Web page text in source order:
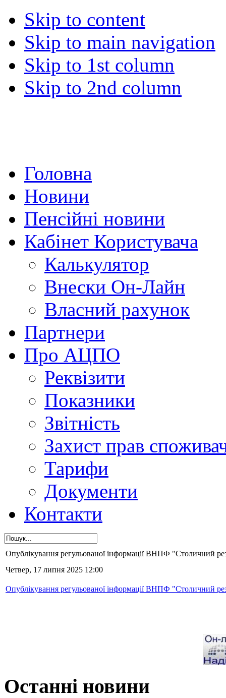
Skip to content
Skip to main navigation
Skip to 1st column
Skip to 2nd column
Головна
Новини
Пенсійні новини
Кабінет Користувача
Калькулятор
Внески Он-Лайн
Власний рахунок
Партнери
Про АЦПО
Реквізити
Показники
Звітність
Захист прав
Тарифи
Документи
Контакти
Опублікування регульованої інформації ВНПФ "Столичний
Четвер, 17 липня 2025 12:00
Опублікування регульованої інформації ВНПФ "Столичний
Останні новини